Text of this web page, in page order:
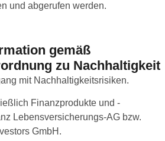
und abgerufen werden.
gemäß
zu Nachhaltigkeit
mit Nachhaltigkeitsrisiken.
Finanzprodukte und -
Lebensversicherungs-AG bzw.
GmbH.